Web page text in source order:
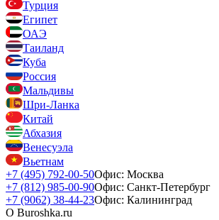
Турция
Египет
ОАЭ
Таиланд
Куба
Россия
Мальдивы
Шри-Ланка
Китай
Абхазия
Венесуэла
Вьетнам
+7 (495) 792-00-50Офис: Москва
+7 (812) 985-00-90Офис: Санкт-Петербург
+7 (9062) 38-44-23Офис: Калининград
О Buroshka.ru